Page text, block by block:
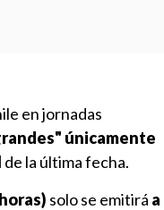
en jornadas
únicamente
de la última fecha.
solo se emitirá a